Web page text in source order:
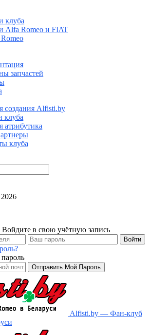
клуба
Alfa Romeo и FIAT
запчастей
создания Alfisti.by
клуба
атрибутика
клуба
в свою учётную запись
Alfisti.by — Фан-клуб